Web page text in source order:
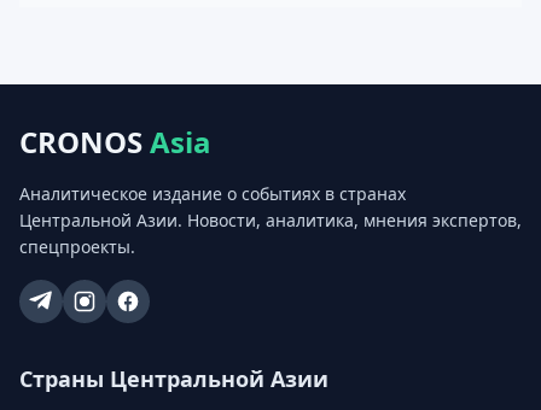
CRONOSAsia
Аналитическое издание о событиях в странах
Центральной Азии. Новости, аналитика, мнения экспертов,
спецпроекты.
Страны Центральной Азии